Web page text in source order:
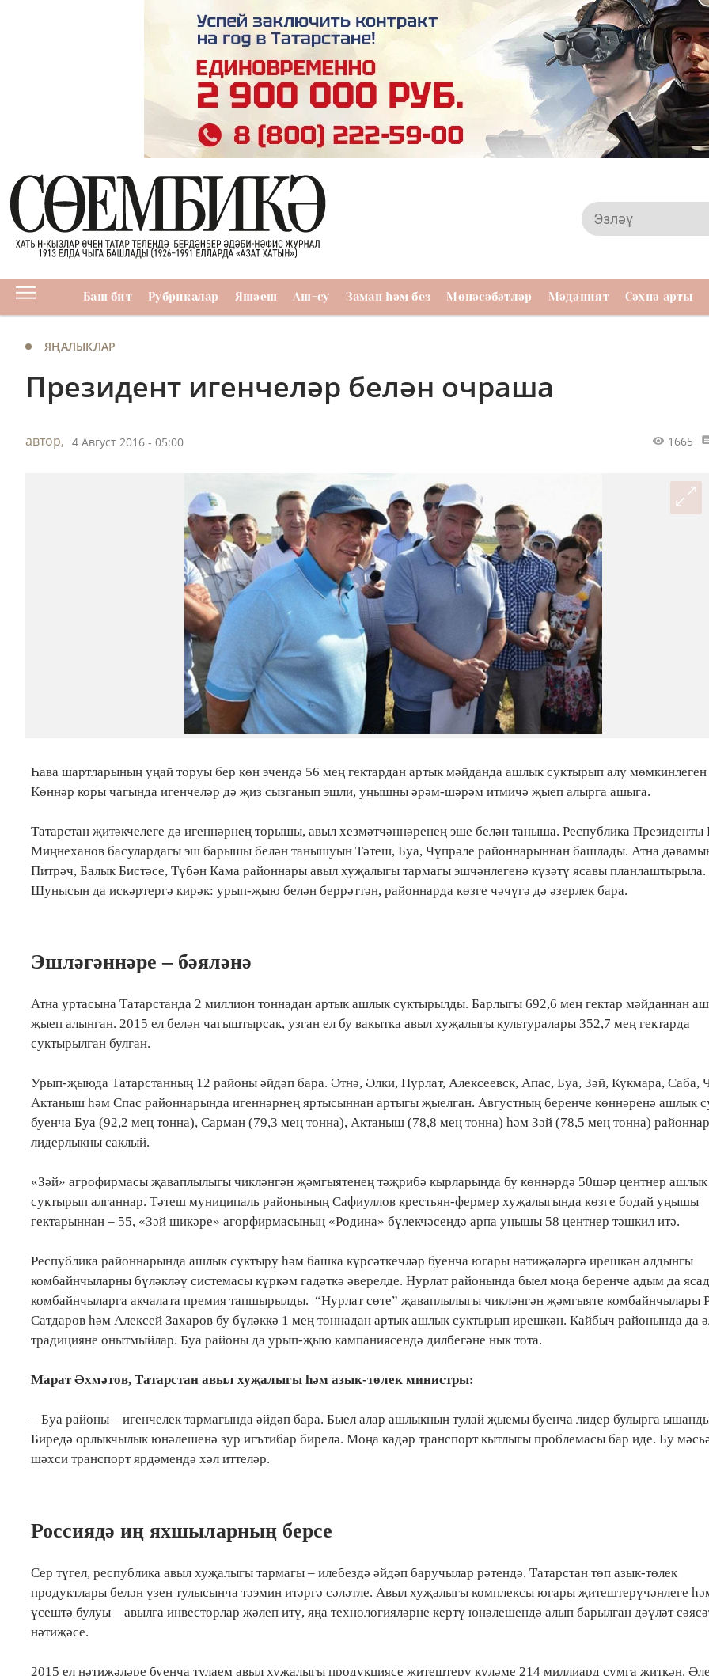
Баш бит Рубрикалар Яшәеш Аш-су Заман һәм без Мөнәсәбәтләр Мәдәният Сәхнә арты
ЯҢАЛЫКЛАР
​Президент игенчеләр белән очраша
автор, 4 Август 2016 - 05:00 1665
Һава шартларының уңай торуы бер көн эчендә 56 мең гектардан артык мәйданда ашлык суктырып алу мөмкинлеген
Көннәр коры чагында игенчеләр дә җиз сызганып эшли, уңышны әрәм-шәрәм итмичә җыеп алырга ашыга.
Татарстан җитәкчелеге дә игеннәрнең торышы, авыл хезмәтчәннәренең эше белән таныша. Республика Президенты
Миңнеханов басулардагы эш барышы белән танышуын Тәтеш, Буа, Чүпрәле районнарыннан башлады. Атна
Питрәч, Балык Бистәсе, Түбән Кама районнары авыл хуҗалыгы тармагы эшчәнлегенә күзәтү ясавы планлаштырыла.
Шунысын да искәртергә кирәк: урып-җыю белән беррәттән, районнарда көзге чәчүгә дә әзерлек бара.
Эшләгәннәре – бәяләнә
Атна уртасына Татарстанда 2 миллион тоннадан артык ашлык суктырылды. Барлыгы 692,6 мең гектар мәйданнан
җыеп алынган. 2015 ел белән чагыштырсак, узган ел бу вакытка авыл хуҗалыгы культуралары 352,7 мең гектарда
суктырылган булган.
Урып-җыюда Татарстанның 12 районы әйдәп бара. Әтнә, Әлки, Нурлат, Алексеевск, Апас, Буа, Зәй, Кукмара, Саба,
Актаныш һәм Спас районнарында игеннәрнең яртысыннан артыгы җыелган. Августның беренче көннәренә ашлык
буенча Буа (92,2 мең тонна), Сарман (79,3 мең тонна), Актаныш (78,8 мең тонна) һәм Зәй (78,5 мең тонна)
лидерлыкны саклый.
«Зәй» агрофирмасы җаваплылыгы чикләнгән җәмгыятенең тәҗрибә кырларында бу көннәрдә 50шәр центнер ашлык
суктырып алганнар. Тәтеш муниципаль районының Сафиуллов крестьян-фермер хуҗалыгында көзге бодай уңышы
гектарыннан – 55, «Зәй шикәре» агорфирмасының «Родина» бүлекчәсендә арпа уңышы 58 центнер тәшкил итә.
Республика районнарында ашлык суктыру һәм башка күрсәткечләр буенча югары нәтиҗәләргә ирешкән алдынгы
комбайнчыларны бүләкләү системасы күркәм гадәткә әверелде. Нурлат районында быел моңа беренче адым да
комбайнчыларга акчалата премия тапшырылды. “Нурлат сөте” җаваплылыгы чикләнгән җәмгыяте комбайнчылары
Сатдаров һәм Алексей Захаров бу бүләккә 1 мең тоннадан артык ашлык суктырып ирешкән. Кайбыч районында да
традицияне онытмыйлар. Буа районы да урып-җыю кампаниясендә дилбегәне нык тота.
Марат Әхмәтов, Татарстан авыл хуҗалыгы һәм азык-төлек министры:
– Буа районы – игенчелек тармагында әйдәп бара. Быел алар ашлыкның тулай җыемы буенча лидер булырга
Биредә орлыкчылык юнәлешенә зур игътибар бирелә. Моңа кадәр транспорт кытлыгы проблемасы бар иде. Бу
шәхси транспорт ярдәмендә хәл иттеләр.
Россиядә иң яхшыларның берсе
Сер түгел, республика авыл хуҗалыгы тармагы – илебездә әйдәп баручылар рәтендә. Татарстан төп азык-төлек
продуктлары белән үзен тулысынча тәэмин итәргә сәләтле. Авыл хуҗалыгы комплексы югары җитештерүчәнлеге
үсештә булуы – авылга инвесторлар җәлеп итү, яңа технологияләрне кертү юнәлешендә алып барылган дәүләт
нәтиҗәсе.
2015 ел нәтиҗәләре буенча тулаем авыл хуҗалыгы продукциясе җитештерү күләме 214 миллиард сумга җиткән.